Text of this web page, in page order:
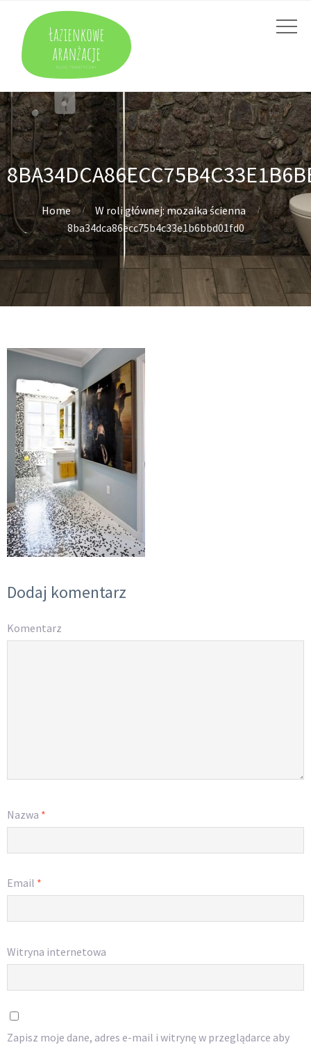
Home
W roli głównej: mozaika ścienna
8ba34dca86ecc75b4c33e1b6bbd01fd0
Dodaj komentarz
Komentarz
Nazwa *
Email *
Witryna internetowa
Zapisz moje dane, adres e-mail i witrynę w przeglądarce aby